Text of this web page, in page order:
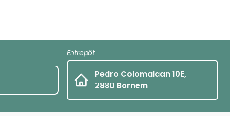
Entrepôt
Pedro Colomalaan 10E,
2880 Bornem